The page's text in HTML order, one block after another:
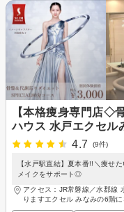
【本格痩身専門店◇
ハウス 水戸エクセル
4.7
(9件)
【水戸駅直結】夏本番!!＼痩せ
メイクをサポート◎
アクセス：JR常磐線／水郡線
りますエクセル みなみの6階に